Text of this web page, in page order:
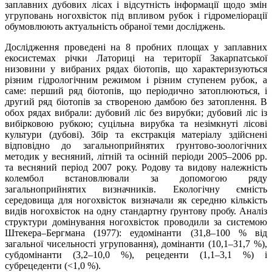
заплавних дубових лісах і відсутність інформації щодо змін
угруповань ногохвісток під впливом рубок і гідромеліорації
обумовлюють актуальність обраної теми досліджень.
Дослідження проведені на 8 пробних площах у заплавних
екосистемах річки Латориці на території Закарпатської
низовини у вибраних рядах біотопів, що характеризуються
різним гідрологічним режимом і різним ступенем рубок, а
саме: перший ряд біотопів, що періодично затоплюються, і
другий ряд біотопів за створеною дамбою без затоплення. В
обох рядах вибрали: дубовий ліс без вирубки; дубовий ліс із
вибірковою рубкою; суцільна вирубка та незімкнуті лісові
культури (дубові). Збір та екстракція матеріалу здійснені
відповідно до загальноприйнятих ґрунтово-зоологічних
методик у весняний, літній та осінній періоди 2005–2006 рр.
та весняний період 2007 року. Родову та видову належність
колембол встановлювали за допомогою ряду
загальноприйнятих визначників. Екологічну ємність
середовища для ногохвісток визначали як середню кількість
видів ногохвісток на одну стандартну ґрунтову пробу. Аналіз
структури домінування ногохвісток проводили за системою
Штекера–Бергмана (1977): еудомінанти (31,8–100 % від
загальної чисельності угруповання), домінанти (10,1–31,7 %),
субдомінанти (3,2–10,0 %), рецеденти (1,1–3,1 %) і
субрецеденти (<1,0 %).